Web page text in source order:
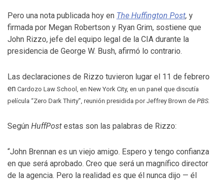
Pero una nota publicada hoy en The Huffington Post, y
firmada por Megan Robertson y Ryan Grim, sostiene que
John Rizzo, jefe del equipo legal de la CIA durante la
presidencia de George W. Bush, afirmó lo contrario.
Las declaraciones de Rizzo tuvieron lugar el 11 de febrero
en Cardozo Law School, en New York City, en un panel que discutía
película “Zero Dark Thirty”, reunión presidida por Jeffrey Brown de PBS.
Según HuffPost estas son las palabras de Rizzo:
“John Brennan es un viejo amigo. Espero y tengo confianza
en que será aprobado. Creo que será un magnífico director
de la agencia. Pero la realidad es que él nunca dijo — él